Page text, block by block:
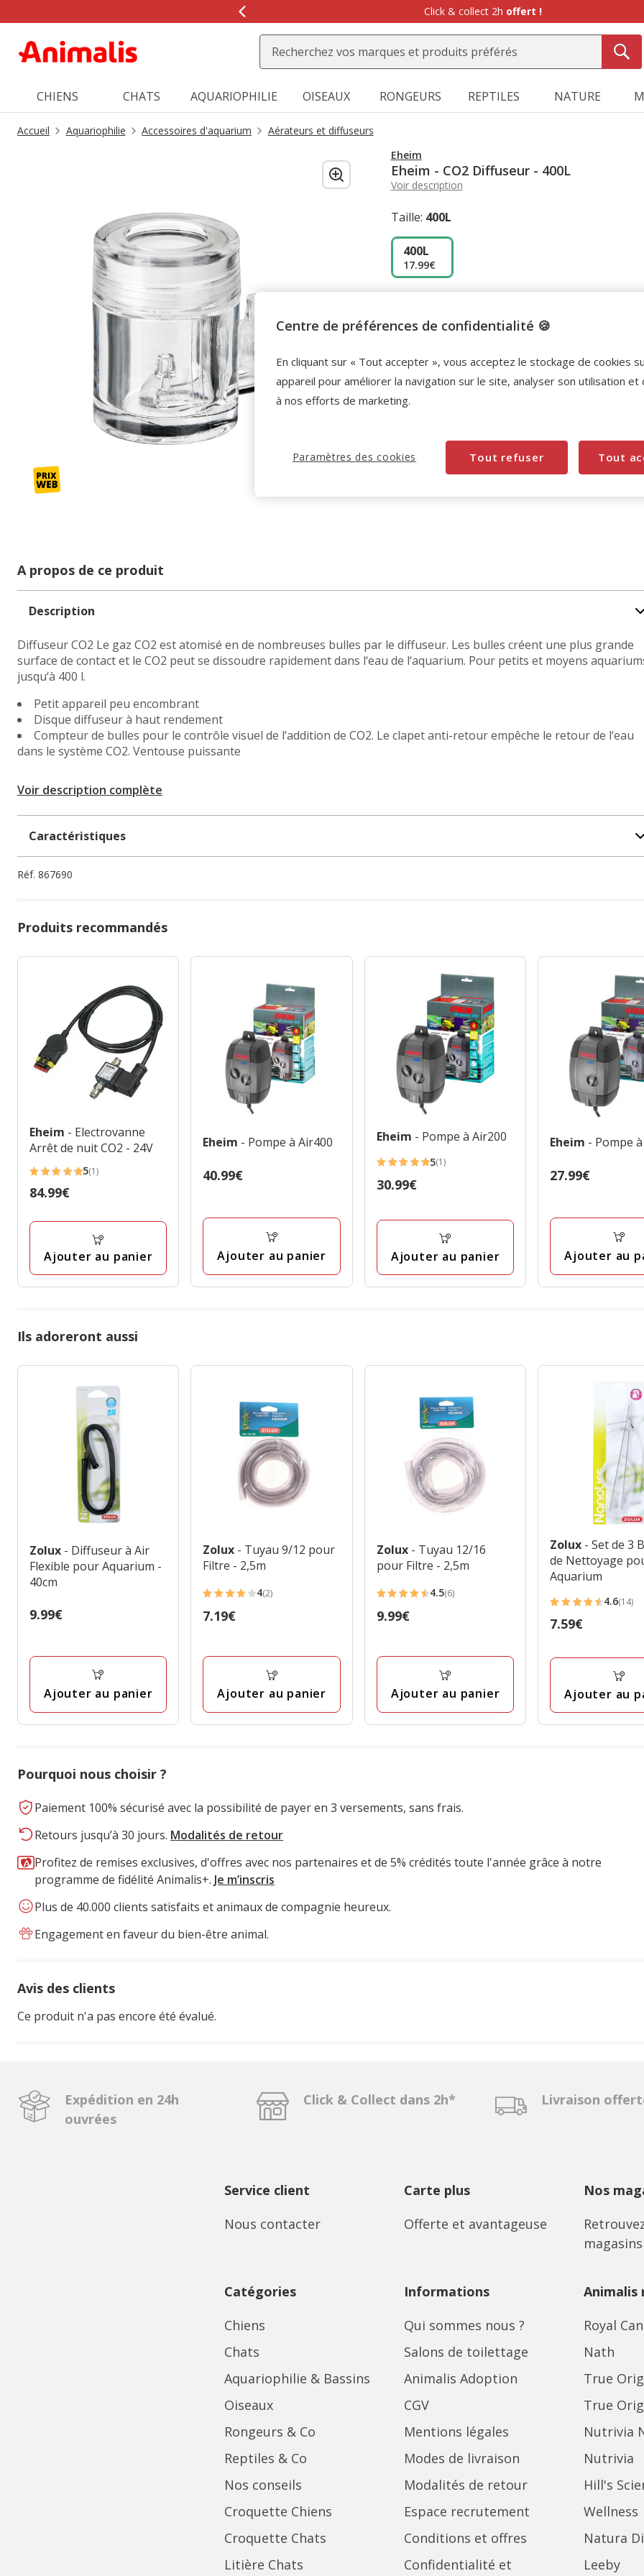
de
message,
Click & collect 2h offert !
CHIENS CHATS AQUARIOPHILIE OISEAUX RONGEURS REPTILES NATURE
Accueil Aquariophilie Accessoires d'aquarium
Aérateurs et diffuseurs
Eheim
Eheim - CO2 Diffuseur - 400L
Voir description
Taille: 400L
400L
17.99€
Carte Animalis. Offre non cumulable aux autres
promotions en cours. Voir conditions
Code:
A propos de ce produit
Description
Diffuseur CO2 Le gaz CO2 est atomisé en de nombreuses bulles par le diffuseur. Les bulles créent une plus grande
surface de contact et le CO2 peut se dissoudre rapidement dans l‘eau de l‘aquarium. Pour petits et moyens
jusqu‘à 400 l.
Petit appareil peu encombrant
Disque diffuseur à haut rendement
Compteur de bulles pour le contrôle visuel de l‘addition de CO2. Le clapet anti-retour empêche le retour de l‘eau
dans le système CO2. Ventouse puissante
Voir description complète
Caractéristiques
Réf. 867690
Produits recommandés
Eheim - Electrovanne
Arrêt de nuit CO2 - 24V
5
étoiles
1
5(1)
Prix
84.99€
Ajouter au panier
Eheim - Pompe à Air400
Prix
40.99€
Ajouter au panier
Eheim - Pompe à Air200
5
étoiles
1
5(1)
Prix
30.99€
Ajouter au panier
Eheim - Pompe
Prix
27.99€
Ajouter au
Ils adoreront aussi
Zolux - Diffuseur à Air
Flexible pour Aquarium -
40cm
Prix
9.99€
Ajouter au panier
Zolux - Tuyau 9/12 pour
Filtre - 2,5m
4
étoiles
2
4(2)
Prix
7.19€
Ajouter au panier
Zolux - Tuyau 12/16
pour Filtre - 2,5m
4.5
étoiles
6
4.5(6)
Prix
9.99€
Ajouter au panier
Zolux - Set de 3
de Nettoyage
Aquarium
4.6
étoiles
14
4.6(14)
Prix
7.59€
Ajouter au
Pourquoi nous choisir ?
Paiement 100% sécurisé avec la possibilité de payer en 3 versements, sans frais.
Retours jusqu’à 30 jours. Modalités de retour
Profitez de remises exclusives, d'offres avec nos partenaires et de 5% crédités toute l'année grâce à notre
programme de fidélité Animalis+. Je m’inscris
Plus de 40.000 clients satisfaits et animaux de compagnie heureux.
Engagement en faveur du bien-être animal.
Avis des clients
Ce produit n'a pas encore été évalué.
Expédition en 24h
ouvrées
Click & Collect dans 2h* Livraison
Service client
Nous contacter
Carte plus
Offerte et avantageuse
Nos
magasins
Catégories
Chiens
Chats
Aquariophilie & Bassins
Oiseaux
Rongeurs & Co
Reptiles & Co
Nos conseils
Croquette Chiens
Croquette Chats
Litière Chats
Informations
Qui sommes nous ?
Salons de toilettage
Animalis Adoption
CGV
Mentions légales
Modes de livraison
Modalités de retour
Espace recrutement
Conditions et offres
Confidentialité et
Animalis
Royal
Nath
True
True
Nutrivia
Nutrivia
Hill's
Wellness
Natura
Leeby
Centre de préférences de confidentialité 🍪
En cliquant sur « Tout accepter », vous acceptez le stockage de cookies
appareil pour améliorer la navigation sur le site, analyser son utilisation et
à nos efforts de marketing.
Tout refuser Tout
Paramètres des cookies